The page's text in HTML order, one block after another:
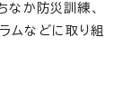
なか防災訓練、
ムなどに取り組